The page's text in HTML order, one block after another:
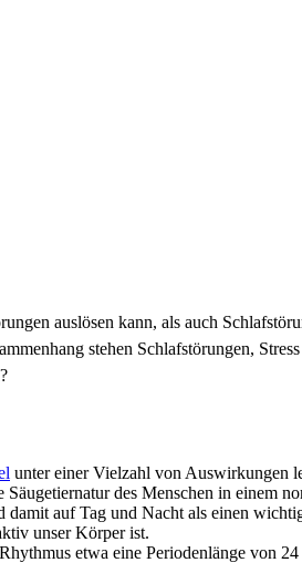
auslösen kann, als auch
stehen Schlafstörungen,
unter einer Vielzahl von Auswirkungen
des Menschen in einem
auf Tag und Nacht als einen
unser Körper ist.
etwa eine Periodenlänge von